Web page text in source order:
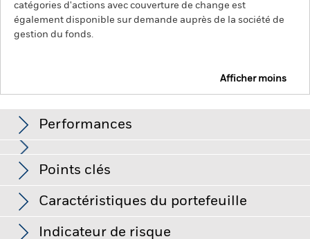
catégories d'actions avec couverture de change est
également disponible sur demande auprès de la société de
gestion du fonds.
Afficher moins
Screened Fund
Performances
Voir le graphique complet
Le risque de crédit, les variations de taux d'intérêt et/ou les
défauts de l'émetteur auront un impact significatif sur la
performance des titres de créance. Les baisses potentielles
ou effectives de la notation de crédit peuvent accroître le
niveau de risque.Les marchés émergents sont généralement
plus sensibles aux conditions économiques et politiques que
Points clés
Net Assets of Fund
Caractéristiques du portefeuille
Indicateur de risque